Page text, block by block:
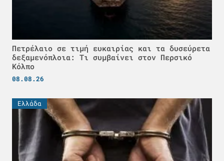
Πετρέλαιο σε τιμή ευκαιρίας και τα δυσεύρετα
δεξαμενόπλοια: Τι συμβαίνει στον Περσικό
Κόλπο
08.08.26
Ελλάδα